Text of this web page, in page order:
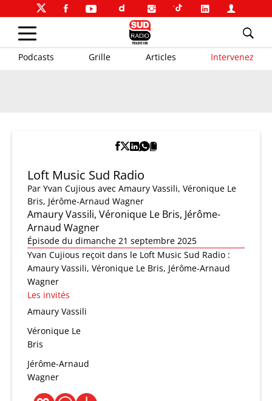
Podcasts Grille Articles Intervenez
Loft Music Sud Radio
Par Yvan Cujious avec Amaury Vassili, Véronique Le
Bris, Jérôme-Arnaud Wagner
Amaury Vassili, Véronique Le Bris, Jérôme-
Arnaud Wagner
Épisode du dimanche 21 septembre 2025
Yvan Cujious reçoit dans le Loft Music Sud Radio :
Amaury Vassili, Véronique Le Bris, Jérôme-Arnaud
Wagner
Les invités
Amaury Vassili
Véronique Le
Bris
Jérôme-Arnaud
Wagner